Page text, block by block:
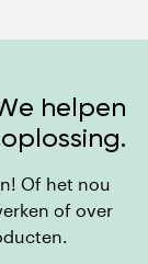
helpen
Of het nou
of over